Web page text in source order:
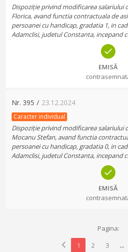
Dispoziție privind modificarea salariului
Florica, avand functia contractuala de
persoanei cu handicap, gradatia 1, in
Adamclisi, judetul Constanta, incepand
EMISĂ
Nr. 395 / 23.12.2024
Caracter individual
Dispoziție privind modificarea salariului
Mocanu Stefan, avand functia
persoanei cu handicap, gradatia 0, in
Adamclisi, judetul Constanta, incepand
EMISĂ
Pagina:
chevron_left 1 2 3 ...